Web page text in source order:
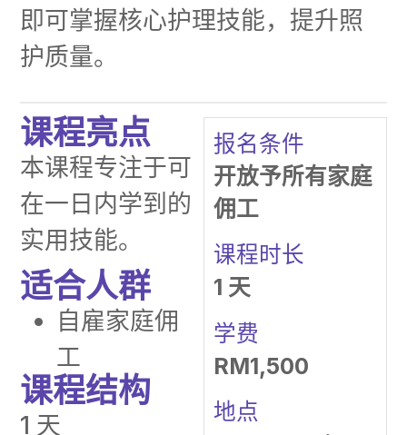
即可掌握核心护理技能，提升照
护质量。
课程亮点
本课程专注于可
在一日内学到的
实用技能。
适合人群
自雇家庭佣
工
课程结构
1 天
报名条件
开放予所有家庭
佣工
课程时长
1 天
学费
RM1,500
地点